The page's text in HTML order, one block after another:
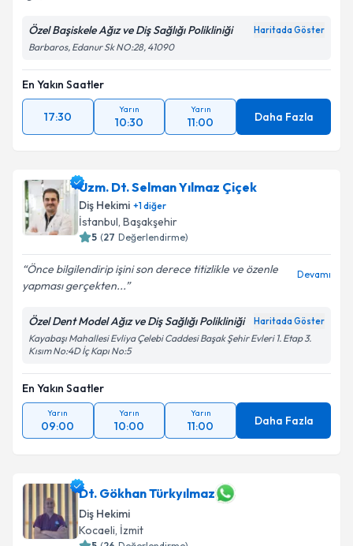
Özel Başiskele Ağız ve Diş Sağlığı Polikliniği Haritada Göster
Barbaros, Edanur Sk NO:28, 41090
En Yakın Saatler
17:30
Yarın
10:30
Yarın
11:00 Daha Fazla
Uzm. Dt. Selman Yılmaz Çiçek
Diş Hekimi +1diğer
İstanbul, Başakşehir
5 (27 Değerlendirme)
Önce bilgilendirip işini son derece titizlikle ve özenle
yapması gerçekten...
Devamı
Özel Dent Model Ağız ve Diş Sağlığı Polikliniği Haritada Göster
Kayabaşı Mahallesi Evliya Çelebi Caddesi Başak Şehir Evleri 1. Etap 3.
Kısım No:4D İç Kapı No:5
En Yakın Saatler
Yarın
09:00
Yarın
10:00
Yarın
11:00 Daha Fazla
Dt. Gökhan Türkyılmaz
Diş Hekimi
Kocaeli, İzmit